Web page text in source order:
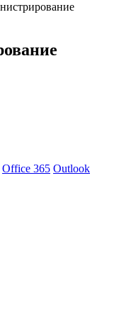
Office 365 Outlook